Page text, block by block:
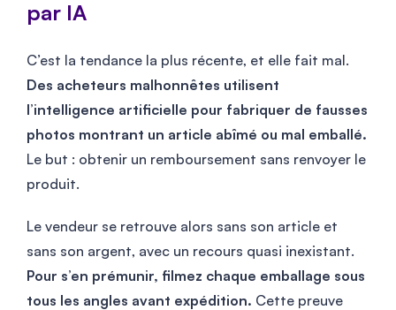
par IA
C’est la tendance la plus récente, et elle fait mal.
Des acheteurs malhonnêtes utilisent
l’intelligence artificielle pour fabriquer de fausses
photos montrant un article abîmé ou mal emballé.
Le but : obtenir un remboursement sans renvoyer le
produit.
Le vendeur se retrouve alors sans son article et
sans son argent, avec un recours quasi inexistant.
Pour s’en prémunir, filmez chaque emballage sous
tous les angles avant expédition. Cette preuve